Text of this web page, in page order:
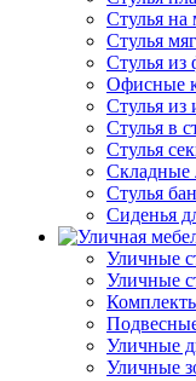
Стулья на
Стулья
Стулья из
Офисные
Стулья из
Стулья в
Стулья
Складные
Стулья
Сиденья
Уличные
Уличные
Уличные
Уличные